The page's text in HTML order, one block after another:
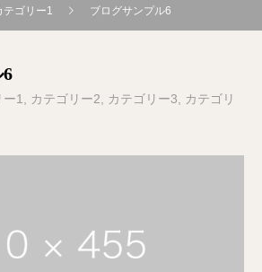
テゴリー1 ブログサンプル6
1 カテゴリー2 カテゴリー3
カテゴリ